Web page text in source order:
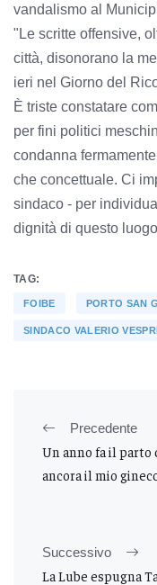
vandalismo al
"Le scritte offensive,
città, disonorano la
ieri nel Giorno del
È triste constatare
per fini politici
condanna
che concettuale. Ci
sindaco - per
dignità di questo
TAG:
FOIBE PORTO SAN
SINDACO VALERIO
Precedente
Un anno fa il parto
ancora il mio
Successivo
La Lube espugna